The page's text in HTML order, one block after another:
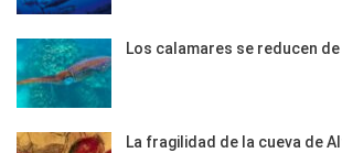
Los calamares se reducen
La fragilidad de la cueva de